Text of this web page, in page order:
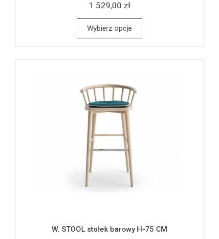
1 529,00 zł
Wybierz opcje
W. STOOL stołek barowy H-75 CM